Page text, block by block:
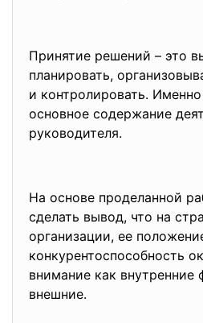
Принятие решений – это
планировать,
и контролировать.
основное содержание
руководителя.
На основе проделанной
сделать вывод, что на
организации, ее
конкурентоспособность
внимание как внутренние
внешние.